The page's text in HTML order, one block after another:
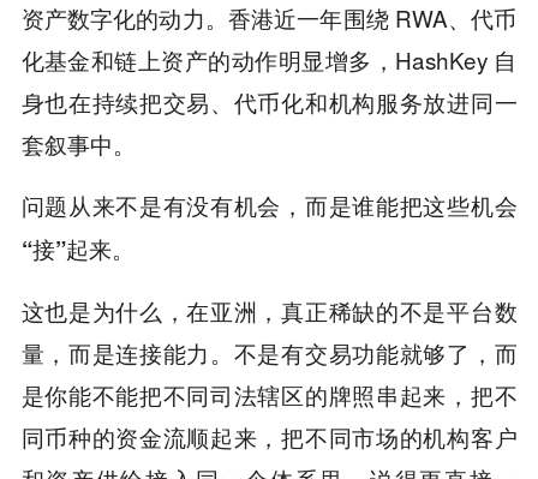
资产数字化的动力。香港近一年围绕 RWA、代币
化基金和链上资产的动作明显增多，HashKey 自
身也在持续把交易、代币化和机构服务放进同一
套叙事中。
问题从来不是有没有机会，而是谁能把这些机会
“接”起来。
这也是为什么，在亚洲，真正稀缺的不是平台数
量，而是连接能力。不是有交易功能就够了，而
是你能不能把不同司法辖区的牌照串起来，把不
同币种的资金流顺起来，把不同市场的机构客户